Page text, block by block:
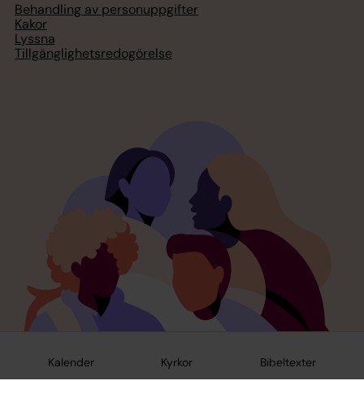
Kalender Kyrkor Bibeltexter
Behandling av personuppgifter
Kakor
Lyssna
Tillgänglighetsredogörelse